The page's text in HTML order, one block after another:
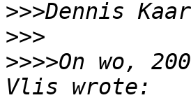
>>>
>>>
>>>>On wo,